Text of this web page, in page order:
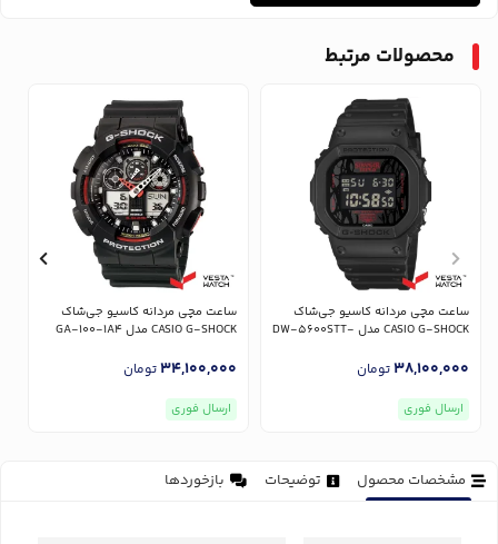
محصولات مرتبط
ساعت مچی مردانه کاسیو جی‌شاک
CASIO G-SHOCK مدل DW-5600STT-
38,100,000تومان
ارسال فوری
ساعت مچی مردانه کاسیو جی‌شاک
CASIO G-SHOCK مدل GA-100-1A4
34,100,000تومان
ارسال فوری
مشخصات محصول توضیحات بازخوردها